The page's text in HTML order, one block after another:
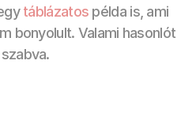
táblázatos példa is, ami
bonyolult. Valami hasonlót